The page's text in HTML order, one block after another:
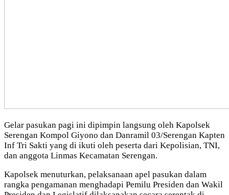
Gelar pasukan pagi ini dipimpin langsung oleh Kapolsek
Serengan Kompol Giyono dan Danramil 03/Serengan Kapten
Inf Tri Sakti yang di ikuti oleh peserta dari Kepolisian, TNI,
dan anggota Linmas Kecamatan Serengan.
Kapolsek menuturkan, pelaksanaan apel pasukan dalam
rangka pengamanan menghadapi Pemilu Presiden dan Wakil